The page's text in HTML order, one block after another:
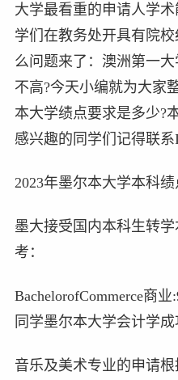
大学最看重的申请人学
学们在教务处开具有院
么问题来了：澳洲第一
不高?今天小编就为大家
本大学绩点要求是多少?
感兴趣的同学们记得联
2023年墨尔本大学本科绩
墨大接受国内本科生转
考：
BachelorofCommerce商
同学墨尔本大学会计学成
音乐及美术专业的申请根